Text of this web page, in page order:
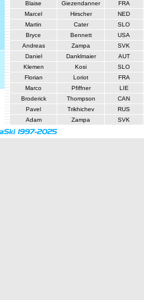
Blaise
Giezendanner
FRA
Marcel
Hirscher
NED
Martin
Cater
SLO
Bryce
Bennett
USA
Andreas
Zampa
SVK
Daniel
Danklmaier
AUT
Klemen
Kosi
SLO
Florian
Loriot
FRA
Marco
Pfiffner
LIE
Broderick
Thompson
CAN
Pavel
Trikhichev
RUS
Adam
Zampa SVK